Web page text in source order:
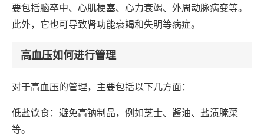
要包括脑卒中、心肌梗塞、心力衰竭、外周动脉病变等。
此外，它也可导致肾功能衰竭和失明等病症。
高血压如何进行管理
对于高血压的管理，主要包括以下几方面：
低盐饮食：避免高钠制品，例如芝士、酱油、盐渍腌菜
等。